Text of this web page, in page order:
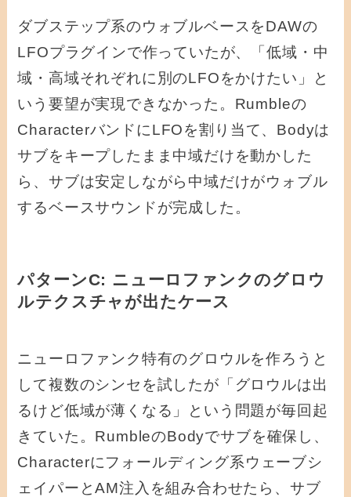
ダブステップ系のウォブルベースをDAWの
LFOプラグインで作っていたが、「低域・中
域・高域それぞれに別のLFOをかけたい」と
いう要望が実現できなかった。Rumbleの
CharacterバンドにLFOを割り当て、Bodyは
サブをキープしたまま中域だけを動かした
ら、サブは安定しながら中域だけがウォブル
するベースサウンドが完成した。
パターンC: ニューロファンクのグロウ
ルテクスチャが出たケース
ニューロファンク特有のグロウルを作ろうと
して複数のシンセを試したが「グロウルは出
るけど低域が薄くなる」という問題が毎回起
きていた。RumbleのBodyでサブを確保し、
Characterにフォールディング系ウェーブシ
ェイパーとAM注入を組み合わせたら、サブ